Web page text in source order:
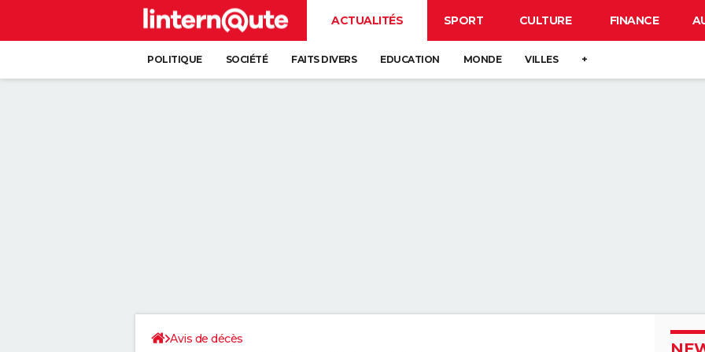
ACTUALITÉS SPORT CULTURE FINANCE
POLITIQUE SOCIÉTÉ FAITS DIVERS EDUCATION MONDE VILLES +
Avis de décès